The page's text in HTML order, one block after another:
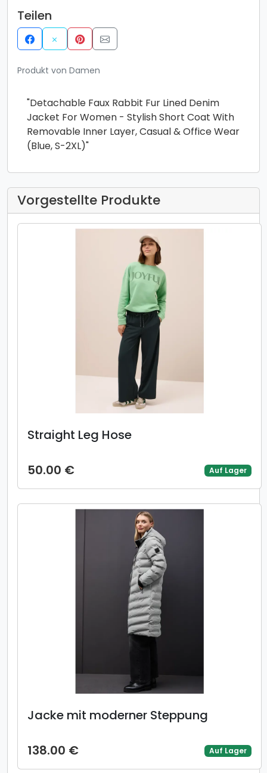
Teilen
Produkt von Damen
​​"Detachable Faux Rabbit Fur Lined Denim
Jacket For Women - Stylish Short Coat With
Removable Inner Layer, Casual & Office Wear
(Blue, S-2XL)"​​
Vorgestellte Produkte
Straight Leg Hose
50.00 € Auf Lager
Jacke mit moderner Steppung
138.00 € Auf Lager